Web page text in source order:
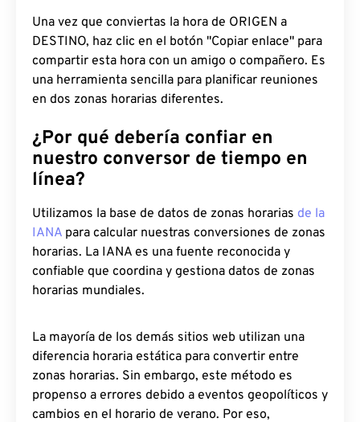
Una vez que conviertas la hora de ORIGEN a
DESTINO, haz clic en el botón "Copiar enlace" para
compartir esta hora con un amigo o compañero. Es
una herramienta sencilla para planificar reuniones
en dos zonas horarias diferentes.
¿Por qué debería confiar en
nuestro conversor de tiempo en
línea?
Utilizamos la base de datos de zonas horarias de la
IANA para calcular nuestras conversiones de zonas
horarias. La IANA es una fuente reconocida y
confiable que coordina y gestiona datos de zonas
horarias mundiales.
La mayoría de los demás sitios web utilizan una
diferencia horaria estática para convertir entre
zonas horarias. Sin embargo, este método es
propenso a errores debido a eventos geopolíticos y
cambios en el horario de verano. Por eso,